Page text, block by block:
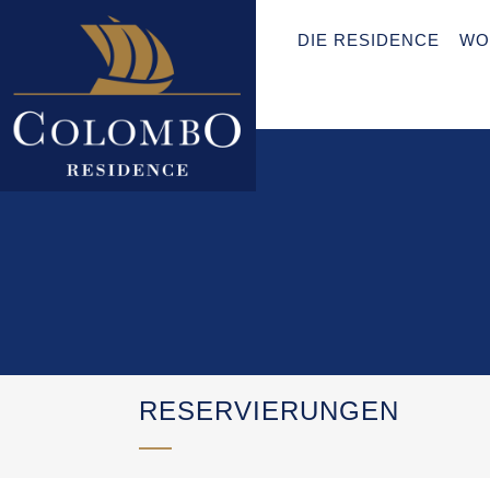
DIE RESIDENCE
RESERVIERUNGEN